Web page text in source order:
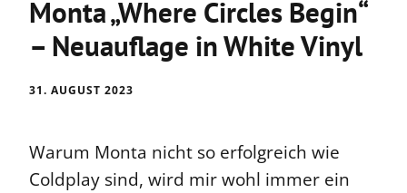
Monta „Where Circles Begin“
– Neuauflage in White Vinyl
31. AUGUST 2023
Warum Monta nicht so erfolgreich wie
Coldplay sind, wird mir wohl immer ein